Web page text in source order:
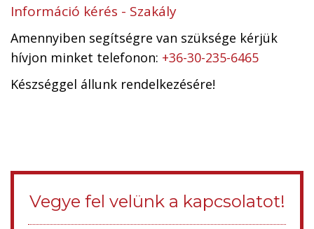
Információ kérés - Szakály
Amennyiben segítségre van szüksége kérjük
hívjon minket telefonon: +36-30-235-6465
Készséggel állunk rendelkezésére!
Vegye fel velünk a kapcsolatot!